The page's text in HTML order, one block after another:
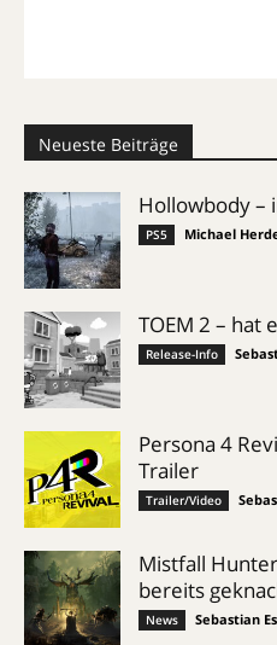
Neueste Beiträge
Hollowbody –
PS5 Michael
TOEM 2 – hat
Release-Info
Persona 4
Trailer
Trailer/Video
Mistfall
bereits
News Sebastian